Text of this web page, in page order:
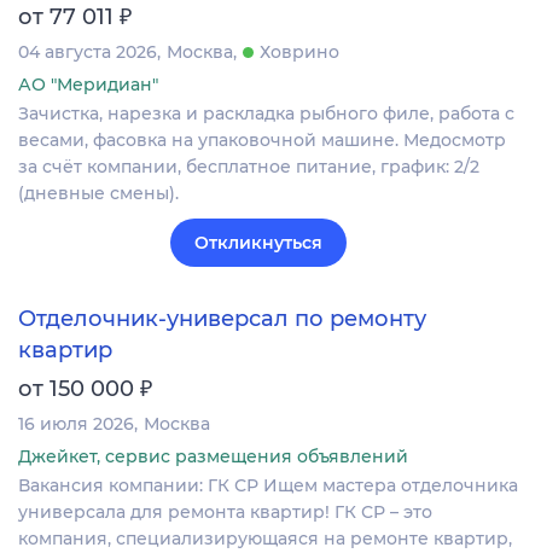
от 77 011 ₽
04 августа 2026 Москва
Ховрино
АО "Меридиан"
Зачистка, нарезка и раскладка рыбного филе, работа с
весами, фасовка на упаковочной машине. Медосмотр
за счёт компании, бесплатное питание, график: 2/2
(дневные смены).
Откликнуться
Отделочник-универсал по ремонту
квартир
от 150 000 ₽
16 июля 2026 Москва
Джейкет, сервис размещения объявлений
Вакансия компании: ГК СР Ищем мастера отделочника
универсала для ремонта квартир! ГК СР – это
компания, специализирующаяся на ремонте квартир,